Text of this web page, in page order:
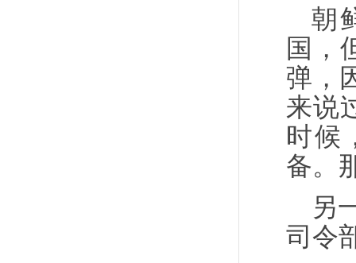
朝
国，
弹，
来说
时候
备。
另
司令